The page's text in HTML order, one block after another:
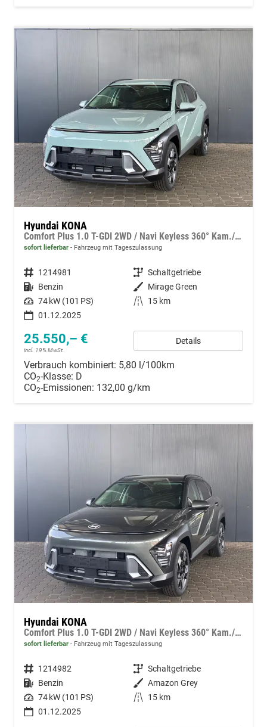
Hyundai KONA
Comfort Plus 1.0 T-GDI 2WD / Navi Keyless 360° Kam./ Sitz + Lenkradheiz. LED Alu 18"
sofort lieferbar Fahrzeug mit Tageszulassung
Fahrzeugnummer 1214981 Getriebe Schaltgetriebe
Kraftstoff Benzin Außenfarbe Mirage Green
Leistung 74 kW (101 PS) Kilometerstand
15 km
01.12.2025
25.550,– €
incl. 19% MwSt.
Details
Verbrauch kombiniert: 5,80 l/100km
CO2-Klasse: D
CO2-Emissionen: 132,00 g/km
Hyundai KONA
Comfort Plus 1.0 T-GDI 2WD / Navi Keyless 360° Kam./ Sitz + Lenkradheiz. LED Alu 18"
sofort lieferbar Fahrzeug mit Tageszulassung
Fahrzeugnummer 1214982 Getriebe Schaltgetriebe
Kraftstoff Benzin Außenfarbe Amazon Grey
Leistung 74 kW (101 PS) Kilometerstand
15 km
01.12.2025